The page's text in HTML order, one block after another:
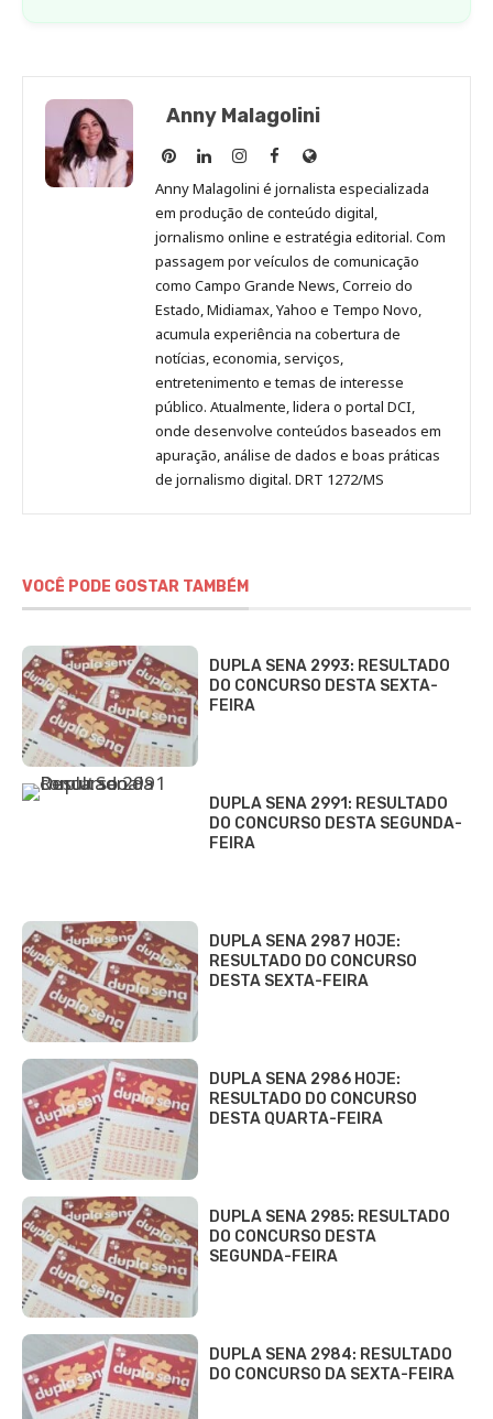
Anny Malagolini
Anny
Malagolini
no
Pinterest
Anny
Malagolini
no
LinkedIn
Anny
Malagolini
no
Instagram
Anny
Malagolini
no
Facebook
Site
de
Anny
Malagolini
Anny Malagolini é jornalista especializada
em produção de conteúdo digital,
jornalismo online e estratégia editorial. Com
passagem por veículos de comunicação
como Campo Grande News, Correio do
Estado, Midiamax, Yahoo e Tempo Novo,
acumula experiência na cobertura de
notícias, economia, serviços,
entretenimento e temas de interesse
público. Atualmente, lidera o portal DCI,
onde desenvolve conteúdos baseados em
apuração, análise de dados e boas práticas
de jornalismo digital. DRT 1272/MS
VOCÊ PODE GOSTAR TAMBÉM
DUPLA SENA 2993: RESULTADO
DO CONCURSO DESTA SEXTA-
FEIRA
DUPLA SENA 2991: RESULTADO
DO CONCURSO DESTA SEGUNDA-
FEIRA
DUPLA SENA 2987 HOJE:
RESULTADO DO CONCURSO
DESTA SEXTA-FEIRA
DUPLA SENA 2986 HOJE:
RESULTADO DO CONCURSO
DESTA QUARTA-FEIRA
DUPLA SENA 2985: RESULTADO
DO CONCURSO DESTA
SEGUNDA-FEIRA
DUPLA SENA 2984: RESULTADO
DO CONCURSO DA SEXTA-FEIRA